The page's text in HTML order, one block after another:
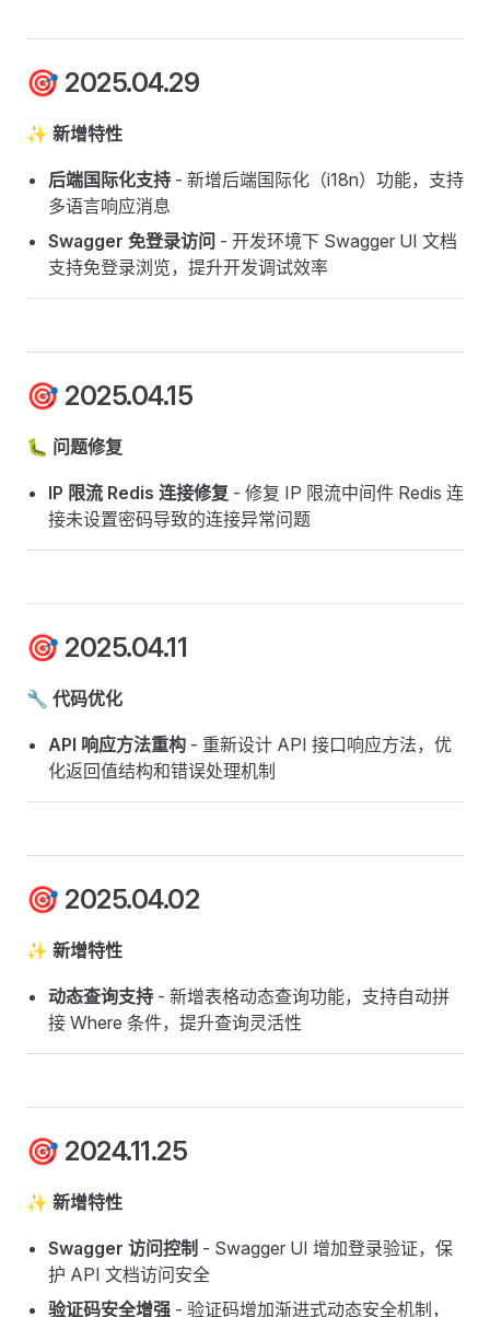
🎯 2025.04.29
✨ 新增特性
后端国际化支持 - 新增后端国际化（i18n）功能，支持
多语言响应消息
Swagger 免登录访问 - 开发环境下 Swagger UI 文档
支持免登录浏览，提升开发调试效率
🎯 2025.04.15
🐛 问题修复
IP 限流 Redis 连接修复 - 修复 IP 限流中间件 Redis 连
接未设置密码导致的连接异常问题
🎯 2025.04.11
🔧 代码优化
API 响应方法重构 - 重新设计 API 接口响应方法，优
化返回值结构和错误处理机制
🎯 2025.04.02
✨ 新增特性
动态查询支持 - 新增表格动态查询功能，支持自动拼
接 Where 条件，提升查询灵活性
🎯 2024.11.25
✨ 新增特性
Swagger 访问控制 - Swagger UI 增加登录验证，保
护 API 文档访问安全
验证码安全增强 - 验证码增加渐进式动态安全机制，